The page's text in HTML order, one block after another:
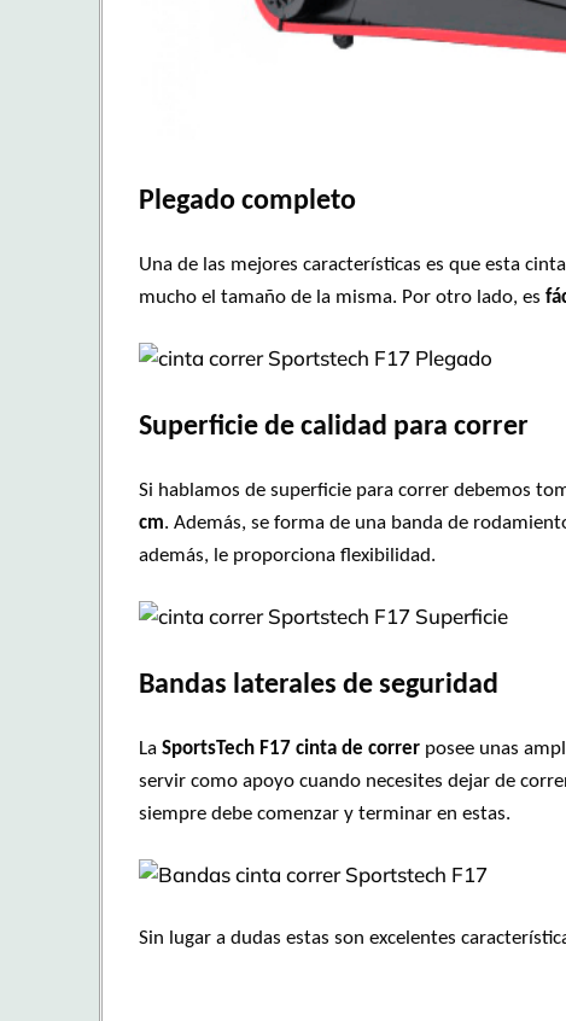
Plegado completo
Una de las mejores características es que esta
mucho el tamaño de la misma. Por otro lado, es
Superficie de calidad para correr
Si hablamos de superficie para correr debemos
cm. Además, se forma de una banda de
además, le proporciona flexibilidad.
Bandas laterales de seguridad
La SportsTech F17 cinta de correr posee unas
servir como apoyo cuando necesites dejar de
siempre debe comenzar y terminar en estas.
Sin lugar a dudas estas son excelentes